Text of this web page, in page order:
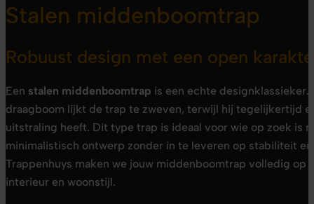
Stalen middenboomtrap
Robuust design met een open
Een stalen middenboomtrap is een echte
draagboom lijkt de trap te zweven, terwijl hij tegelijkertijd
uitstraling heeft. Dit type trap is ideaal voor wie op zoek is
minimalistisch ontwerp zonder in te leveren op stabiliteit
Trappenhuys maken we jouw middenboomtrap volledig op
interieur en woonstijl.